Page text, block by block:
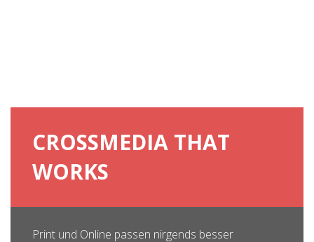
CROSSMEDIA THAT
WORKS
Print und Online passen nirgends besser